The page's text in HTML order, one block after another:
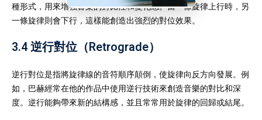
種形式，用來增強音樂的對比性和變化感。當一條旋律上行時，另
一條旋律則會下行，這樣能創造出強烈的對位效果。
3.4 逆行對位（Retrograde）
逆行對位是指將旋律線的音符順序顛倒，使旋律向反方向發展。例
如，巴赫經常在他的作品中使用逆行技術來創造音樂的對比和深
度。逆行能夠帶來新的結構感，並且常常用於旋律的回歸或結尾。